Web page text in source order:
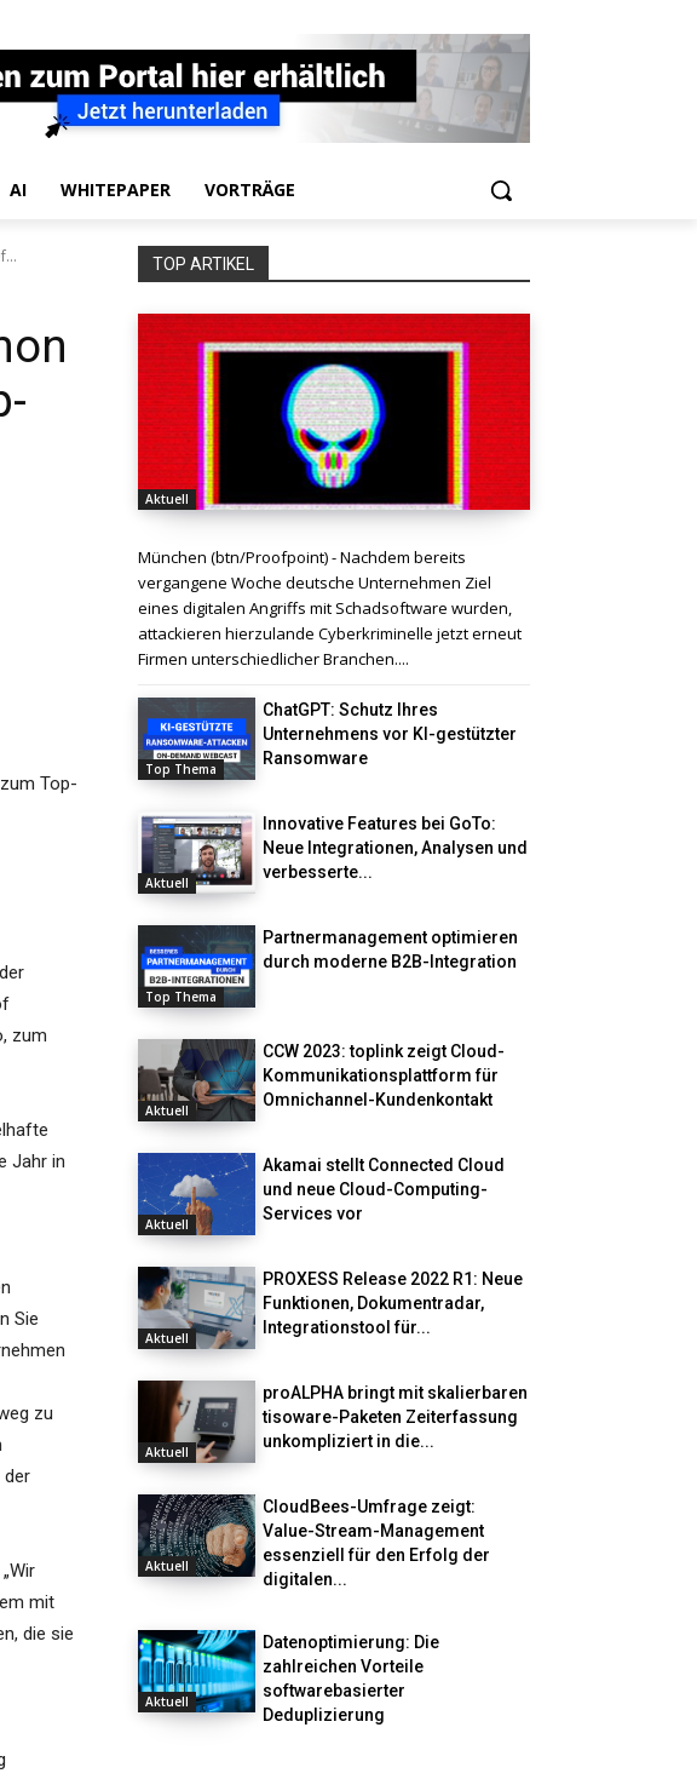
AI WHITEPAPER VORTRÄGE
Top-
zum
Jahr in
Sie
zu
der
mit
die sie
TOP ARTIKEL
Aktuell
München (btn/Proofpoint) - Nachdem bereits
vergangene Woche deutsche Unternehmen Ziel
eines digitalen Angriffs mit Schadsoftware wurden,
attackieren hierzulande Cyberkriminelle jetzt erneut
Firmen unterschiedlicher Branchen....
Top Thema
ChatGPT: Schutz Ihres
Unternehmens vor KI-gestützter
Ransomware
Aktuell
Innovative Features bei GoTo:
Neue Integrationen, Analysen und
verbesserte...
Top Thema
Partnermanagement optimieren
durch moderne B2B-Integration
Aktuell
CCW 2023: toplink zeigt Cloud-
Kommunikationsplattform für
Omnichannel-Kundenkontakt
Aktuell
Akamai stellt Connected Cloud
und neue Cloud-Computing-
Services vor
Aktuell
PROXESS Release 2022 R1: Neue
Funktionen, Dokumentradar,
Integrationstool für...
Aktuell
proALPHA bringt mit skalierbaren
tisoware-Paketen Zeiterfassung
unkompliziert in die...
Aktuell
CloudBees-Umfrage zeigt:
Value-Stream-Management
essenziell für den Erfolg der
digitalen...
Aktuell
Datenoptimierung: Die
zahlreichen Vorteile
softwarebasierter
Deduplizierung